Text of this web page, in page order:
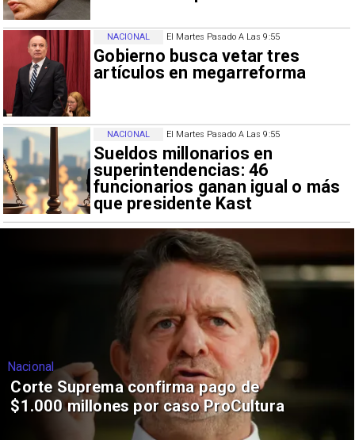
El Martes Pasado A Las 9:55
Gobierno busca vetar tres
artículos en megarreforma
NACIONAL
El Martes Pasado A Las 9:55
Sueldos millonarios en
superintendencias: 46
funcionarios ganan igual o más
que presidente Kast
NACIONAL
Nacional
Corte Suprema confirma pago de
$1.000 millones por caso ProCultura